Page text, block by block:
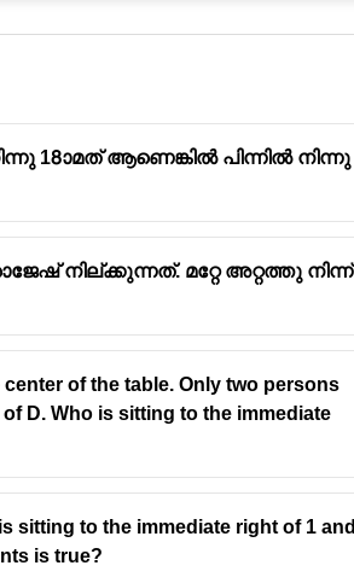
18ാമത് ആണെങ്കിൽ പിന്നിൽ നിന്നു
നില്ക്കുന്നത്. മറ്റേ അറ്റത്തു നിന്ന്
of the table. Only two persons
D. Who is sitting to the immediate
sitting to the immediate right of 1 and
is true?